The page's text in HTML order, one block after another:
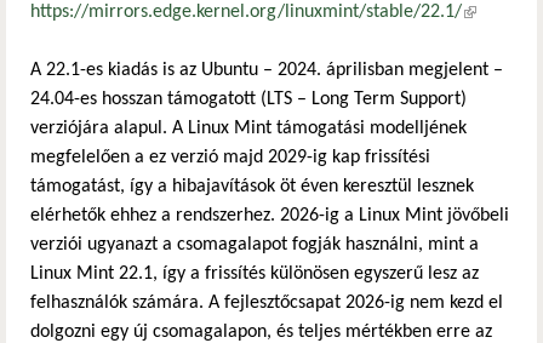
https://mirrors.edge.kernel.org/linuxmint/stable/22.1/(külső
A 22.1-es kiadás is az Ubuntu – 2024. áprilisban megjelent –
24.04-es hosszan támogatott (LTS – Long Term Support)
verziójára alapul. A Linux Mint támogatási modelljének
megfelelően a ez verzió majd 2029-ig kap frissítési
támogatást, így a hibajavítások öt éven keresztül lesznek
elérhetők ehhez a rendszerhez. 2026-ig a Linux Mint jövőbeli
verziói ugyanazt a csomagalapot fogják használni, mint a
Linux Mint 22.1, így a frissítés különösen egyszerű lesz az
felhasználók számára. A fejlesztőcsapat 2026-ig nem kezd el
dolgozni egy új csomagalapon, és teljes mértékben erre az